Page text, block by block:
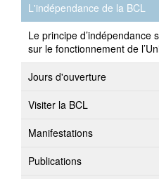
L'indépendance de la BCL
Le principe d’indépendance
sur le fonctionnement de
Jours d'ouverture
Visiter la BCL
Manifestations
Publications